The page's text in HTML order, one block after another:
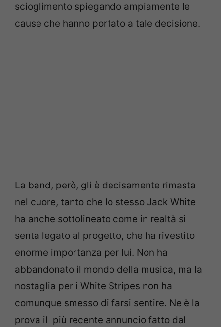
scioglimento spiegando ampiamente le
cause che hanno portato a tale decisione.
La band, però, gli è decisamente rimasta
nel cuore, tanto che lo stesso Jack White
ha anche sottolineato come in realtà si
senta legato al progetto, che ha rivestito
enorme importanza per lui. Non ha
abbandonato il mondo della musica, ma la
nostaglia per i White Stripes non ha
comunque smesso di farsi sentire. Ne è la
prova il più recente annuncio fatto dal